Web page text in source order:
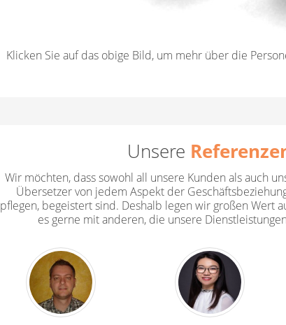
Klicken Sie auf das obige Bild, um mehr über die
Unsere
Wir möchten, dass sowohl all unsere Kunden als auch
Übersetzer von jedem Aspekt der
pflegen, begeistert sind. Deshalb legen wir großen Wert
es gerne mit anderen, die unsere